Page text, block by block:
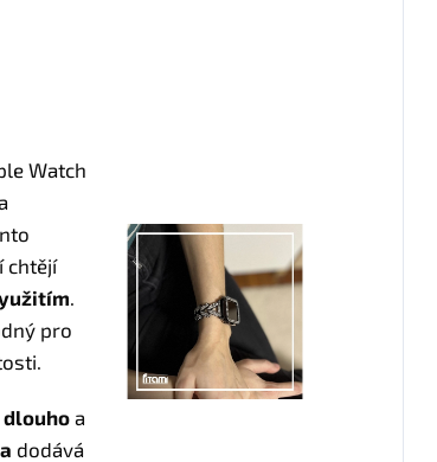
Watch
chtějí
.
pro
a
dodává